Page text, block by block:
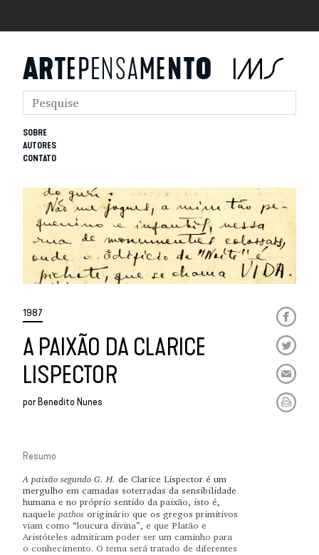
SOBRE
AUTORES
CONTATO
1987
A PAIXÃO DA CLARICE
LISPECTOR
porBenedito Nunes
Resumo
A paixão segundo G. H. de Clarice Lispector é um
mergulho em camadas soterradas da sensibilidade
humana e no próprio sentido da paixão, isto é,
naquele pathos originário que os gregos primitivos
viam como “loucura divina”, e que Platão e
Aristóteles admitiram poder ser um caminho para
o conhecimento. O tema será tratado de diferentes